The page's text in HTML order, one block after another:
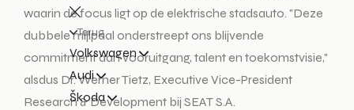
Terug
Volkswagen
Audi
Škoda
waarin de focus ligt op de elektrische stadsauto. "Deze
dubbele mijlpaal onderstreept ons blijvende
commitment aan vooruitgang, talent en toekomstvisie,"
alsdus Dr. Werner Tietz, Executive Vice-President
Research & Development bij SEAT S.A.